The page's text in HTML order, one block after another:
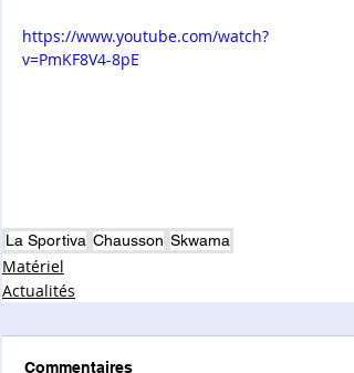
https://www.youtube.com/watch?
v=PmKF8V4-8pE
La Sportiva Chausson Skwama
Matériel
Actualités
Commentaires